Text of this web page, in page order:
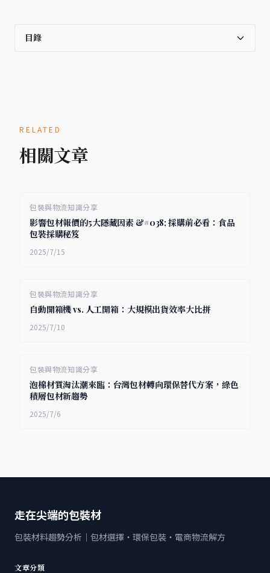
目錄
RELATED
相關文章
包裝與物流知識分享
影響包材報價的5大隱藏因素 &#038; 採購前必看：食品
包裝採購秘笈
2025/7/15
包裝與物流知識分享
自動開箱機 vs. 人工開箱：大規模出貨效率大比拼
2025/7/10
包裝與物流知識分享
泡棉材質淘汰潮來臨：台灣包材轉向環保替代方案，綠色
積層包材新趨勢
2025/7/6
走在尖端的包裝材
包裝材料趨勢分析｜包材選擇・環保包裝・電商物流解方
文章分類